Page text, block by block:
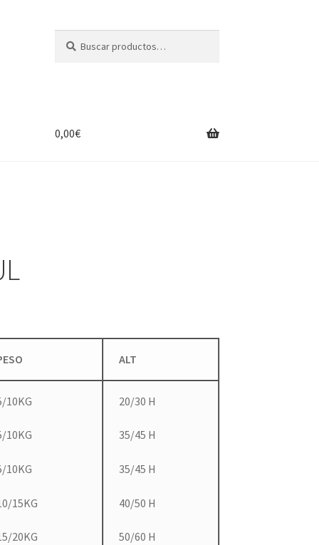
por:
0,00€
ALT
10KG
10KG
10KG
15KG
20KG
20/30 H
35/45 H
35/45 H
40/50 H
50/60 H